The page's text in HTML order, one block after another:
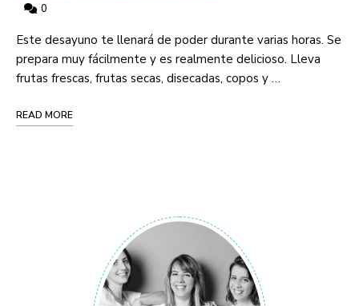
0
Este desayuno te llenará de poder durante varias horas. Se
prepara muy fácilmente y es realmente delicioso. Lleva
frutas frescas, frutas secas, disecadas, copos y …
READ MORE